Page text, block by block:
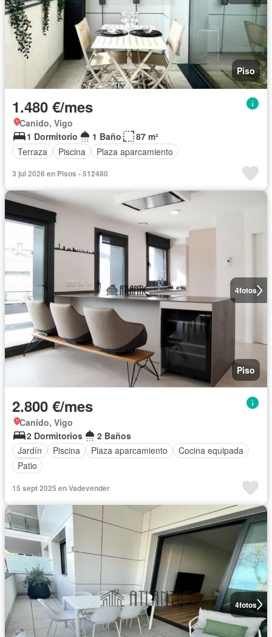
Piso
1.480 €/mes
Canido, Vigo
1 Dormitorio
1 Baño
87 m²
Terraza
Piscina Plaza aparcamiento
3 jul 2026 en Pisos - 512480
4fotos
Piso
2.800 €/mes
Canido, Vigo
2 Dormitorios
2 Baños
Jardín
Piscina Plaza aparcamiento
Cocina equipada
Patio
15 sept 2025 en Vadevender
4fotos